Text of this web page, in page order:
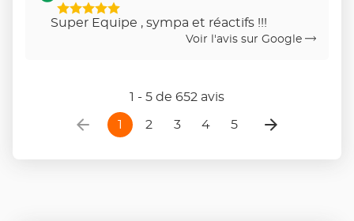
5
Étoiles
Super Equipe , sympa et réactifs !!!
Voir l'avis sur Google
1 - 5 de 652 avis
1 2 3 4 5